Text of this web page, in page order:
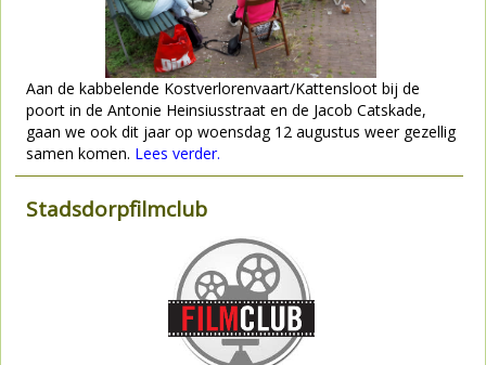
Aan de kabbelende Kostverlorenvaart/Kattensloot bij de
poort in de Antonie Heinsiusstraat en de Jacob Catskade,
gaan we ook dit jaar op woensdag 12 augustus weer gezellig
samen komen. Lees verder.
Stadsdorpfilmclub